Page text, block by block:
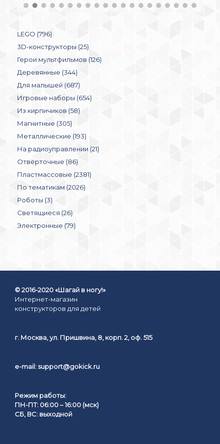
LEGO (796)
3D-конструкторы (25)
Герои мультфильмов (126)
Деревянные (344)
Для малышей (687)
Игровые наборы (654)
Из кирпичиков (58)
Магнитные (305)
Металлические (193)
На радиоуправлении (21)
Отвёрточные (86)
Пластмассовые (2381)
По тематикам (2026)
Роботы (3)
Светящиеся (26)
Электронные (79)
© 2016-2020 «Шагай в ногу!»
Интернет-магазин
конструкторов для детей
г. Москва, ул. Пришвина, 8, корп. 2, оф. 515
e-mail: support@gokick.ru
Режим работы:
ПН-ПТ: 06:00 – 16:00 (мск)
СБ, ВС: выходной